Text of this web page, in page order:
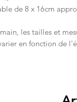
de 8 x 16cm
les tailles et
en fonction de